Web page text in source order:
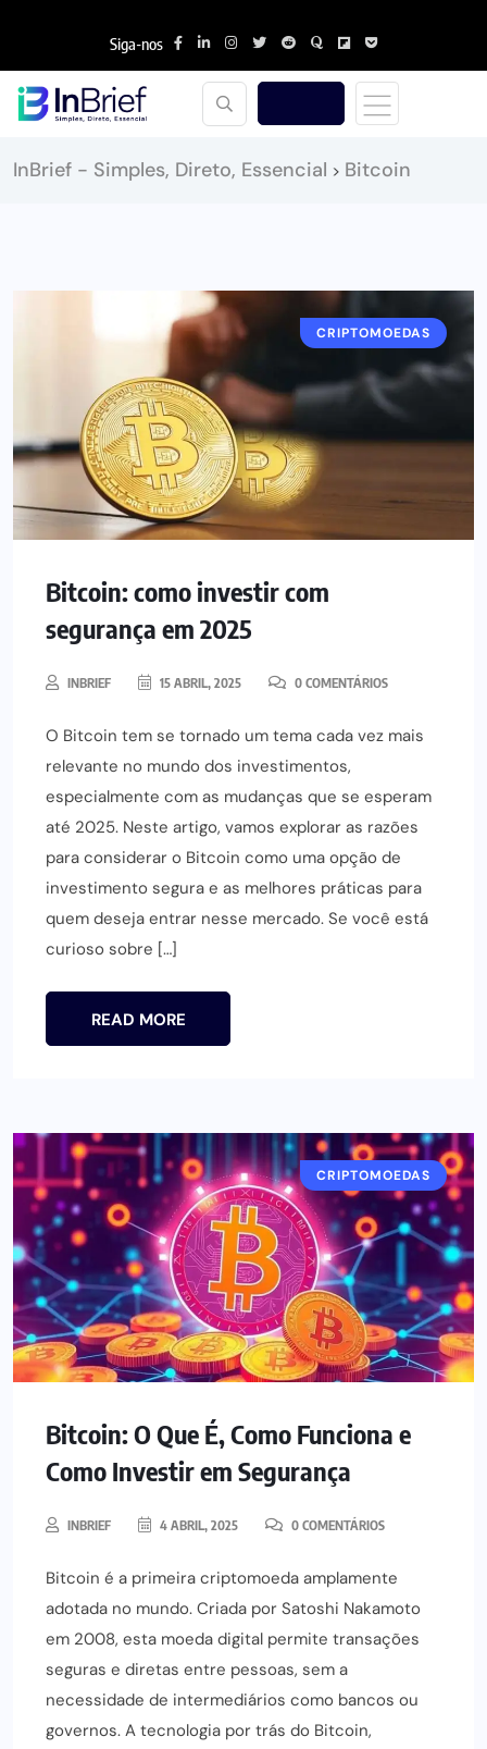
Siga-nos
InBrief - Simples, Direto, Essencial > Bitcoin
CRIPTOMOEDAS
Bitcoin: como investir com
segurança em 2025
INBRIEF 15 ABRIL, 2025 0 COMENTÁRIOS
O Bitcoin tem se tornado um tema cada vez mais
relevante no mundo dos investimentos,
especialmente com as mudanças que se esperam
até 2025. Neste artigo, vamos explorar as razões
para considerar o Bitcoin como uma opção de
investimento segura e as melhores práticas para
quem deseja entrar nesse mercado. Se você está
curioso sobre […]
READ MORE
CRIPTOMOEDAS
Bitcoin: O Que É, Como Funciona e
Como Investir em Segurança
INBRIEF 4 ABRIL, 2025 0 COMENTÁRIOS
Bitcoin é a primeira criptomoeda amplamente
adotada no mundo. Criada por Satoshi Nakamoto
em 2008, esta moeda digital permite transações
seguras e diretas entre pessoas, sem a
necessidade de intermediários como bancos ou
governos. A tecnologia por trás do Bitcoin,